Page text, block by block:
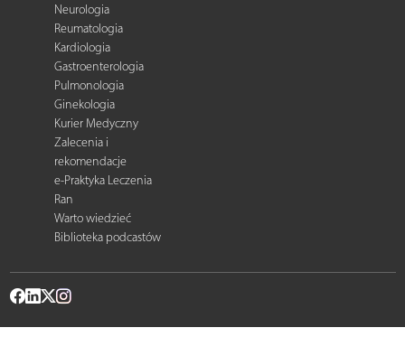
Neurologia
Reumatologia
Kardiologia
Gastroenterologia
Pulmonologia
Ginekologia
Kurier Medyczny
Zalecenia i
rekomendacje
e-Praktyka Leczenia
Ran
Warto wiedzieć
Biblioteka podcastów